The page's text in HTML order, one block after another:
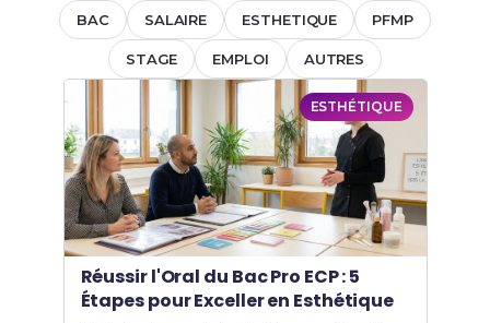
BAC SALAIRE ESTHETIQUE PFMP
STAGE EMPLOI AUTRES
ESTHÉTIQUE
Réussir l'Oral du Bac Pro ECP : 5
Étapes pour Exceller en Esthétique